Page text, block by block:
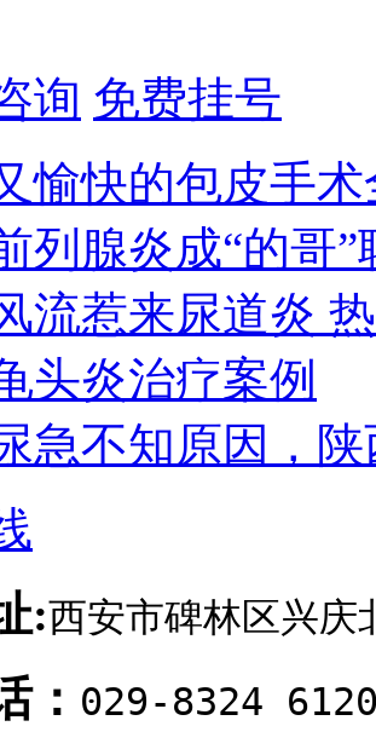
询 免费挂号
愉快的包皮手
列腺炎成“的哥”
流惹来尿道炎
头炎治疗案例
急不知原因，
:西安市碑林区兴
： 029-8324